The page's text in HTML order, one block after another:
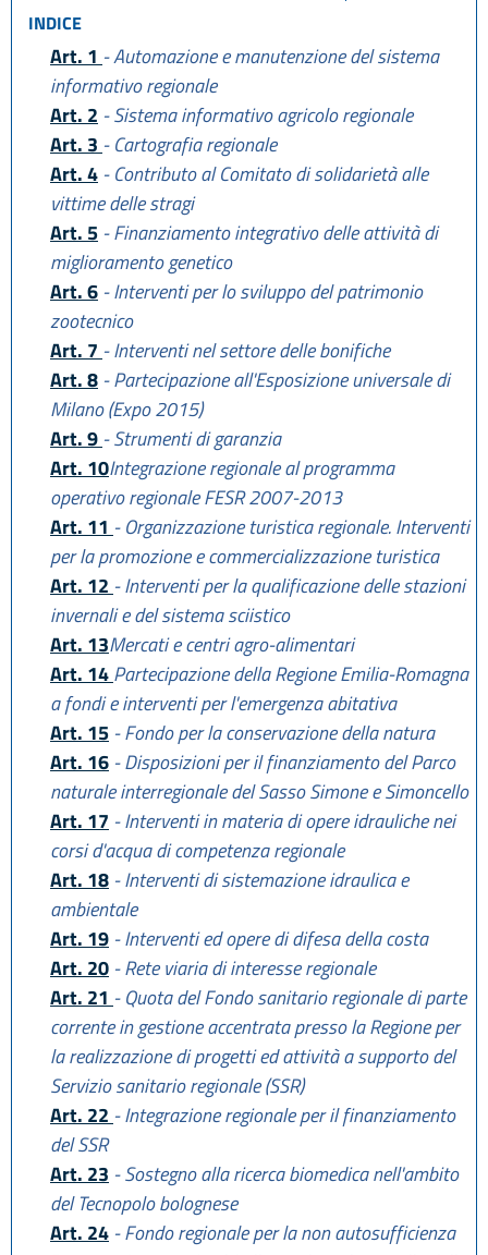
INDICE
Art. 1 - Automazione e manutenzione del sistema
informativo regionale
Art. 2 - Sistema informativo agricolo regionale
Art. 3 - Cartografia regionale
Art. 4 - Contributo al Comitato di solidarietà alle
vittime delle stragi
Art. 5 - Finanziamento integrativo delle attività di
miglioramento genetico
Art. 6 - Interventi per lo sviluppo del patrimonio
zootecnico
Art. 7 - Interventi nel settore delle bonifiche
Art. 8 - Partecipazione all'Esposizione universale di
Milano (Expo 2015)
Art. 9 - Strumenti di garanzia
Art. 10Integrazione regionale al programma
operativo regionale FESR 2007-2013
Art. 11 - Organizzazione turistica regionale. Interventi
per la promozione e commercializzazione turistica
Art. 12 - Interventi per la qualificazione delle stazioni
invernali e del sistema sciistico
Art. 13Mercati e centri agro-alimentari
Art. 14Partecipazione della Regione Emilia-Romagna
a fondi e interventi per l'emergenza abitativa
Art. 15 - Fondo per la conservazione della natura
Art. 16 - Disposizioni per il finanziamento del Parco
naturale interregionale del Sasso Simone e Simoncello
Art. 17 - Interventi in materia di opere idrauliche nei
corsi d'acqua di competenza regionale
Art. 18 - Interventi di sistemazione idraulica e
ambientale
Art. 19 - Interventi ed opere di difesa della costa
Art. 20 - Rete viaria di interesse regionale
Art. 21 - Quota del Fondo sanitario regionale di parte
corrente in gestione accentrata presso la Regione per
la realizzazione di progetti ed attività a supporto del
Servizio sanitario regionale (SSR)
Art. 22 - Integrazione regionale per il finanziamento
del SSR
Art. 23 - Sostegno alla ricerca biomedica nell'ambito
del Tecnopolo bolognese
Art. 24 - Fondo regionale per la non autosufficienza